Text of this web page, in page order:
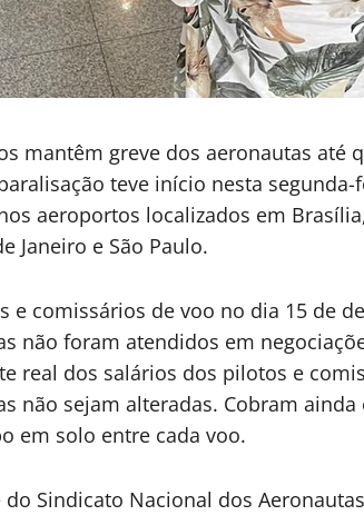
mantêm greve dos aeronautas até
teve início nesta segunda-
aeroportos localizados em
Janeiro e São Paulo.
e comissários de voo no dia 15 de
não foram atendidos em
real dos salários dos pilotos e
não sejam alteradas. Cobram
em solo entre cada voo.
Sindicato Nacional dos